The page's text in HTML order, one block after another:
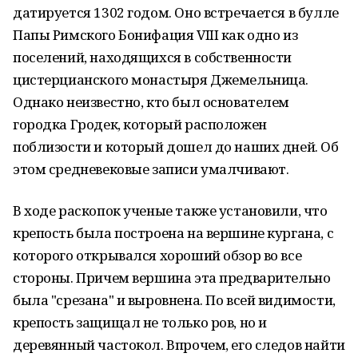
датируется 1302 годом. Оно встречается в булле
Папы Римского Бонифация VIII как одно из
поселений, находящихся в собственности
цистерцианского монастыря Джемельница.
Однако неизвестно, кто был основателем
городка Гродек, который расположен
поблизости и который дошел до наших дней. Об
этом средневековые записи умалчивают.
В ходе раскопок ученые также установили, что
крепость была построена на вершине кургана, с
которого открывался хороший обзор во все
стороны. Причем вершина эта предварительно
была "срезана" и выровнена. По всей видимости,
крепость защищал не только ров, но и
деревянный частокол. Впрочем, его следов найти